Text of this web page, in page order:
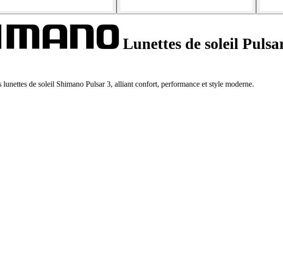
Lunettes de soleil
lunettes de soleil Shimano Pulsar 3, alliant confort, performance et style moderne.